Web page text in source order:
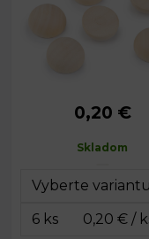
Priemer:
30 mm
0,20 €
Skladom